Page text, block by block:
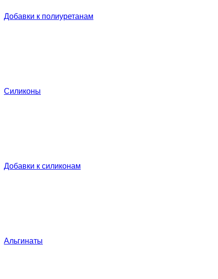
Добавки к полиуретанам
Силиконы
Добавки к силиконам
Альгинаты